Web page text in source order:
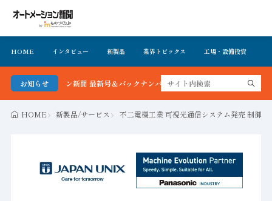
HOME インタビュー 新製品 業界トピックス 工場・設備投資
お知らせ
メーション新聞 最新号＆バックナンバーを無料で公開中 詳細はこちら
HOME 新製品/サービス 不二電機工業 可視光通信システム発売 制御